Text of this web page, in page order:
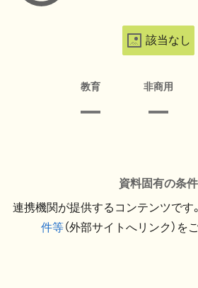
該当なし
教育 非商用
資料固有の条件
連携機関が提供するコンテンツです。
件等（外部サイトへリンク）を